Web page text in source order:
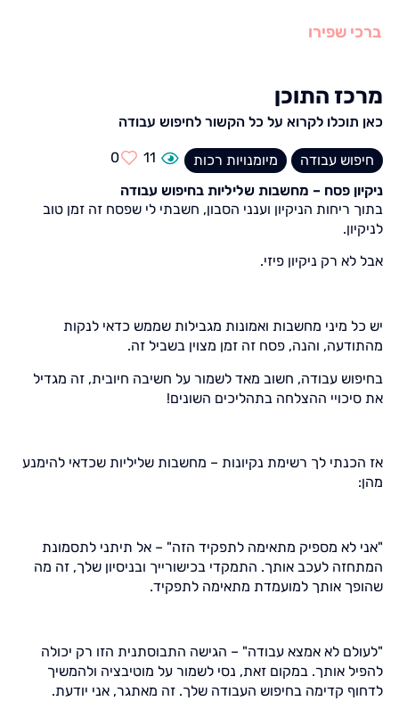
ברכי שפירו
מרכז התוכן
כאן תוכלו לקרוא על כל הקשור לחיפוש עבודה
חיפוש עבודה מיומנויות רכות 11
0
ניקיון פסח – מחשבות שליליות בחיפוש עבודה
בתוך ריחות הניקיון וענני הסבון, חשבתי לי שפסח זה זמן טוב
לניקיון.
אבל לא רק ניקיון פיזי.
יש כל מיני מחשבות ואמונות מגבילות שממש כדאי לנקות
מהתודעה, והנה, פסח זה זמן מצוין בשביל זה.
בחיפוש עבודה, חשוב מאד לשמור על חשיבה חיובית, זה מגדיל
את סיכויי ההצלחה בתהליכים השונים!
אז הכנתי לך רשימת נקיונות – מחשבות שליליות שכדאי להימנע
מהן:
"אני לא מספיק מתאימה לתפקיד הזה" – אל תיתני לתסמונת
המתחזה לעכב אותך. התמקדי בכישורייך ובניסיון שלך, זה מה
שהופך אותך למועמדת מתאימה לתפקיד.
"לעולם לא אמצא עבודה" – הגישה התבוסתנית הזו רק יכולה
להפיל אותך. במקום זאת, נסי לשמור על מוטיבציה ולהמשיך
לדחוף קדימה בחיפוש העבודה שלך. זה מאתגר, אני יודעת.